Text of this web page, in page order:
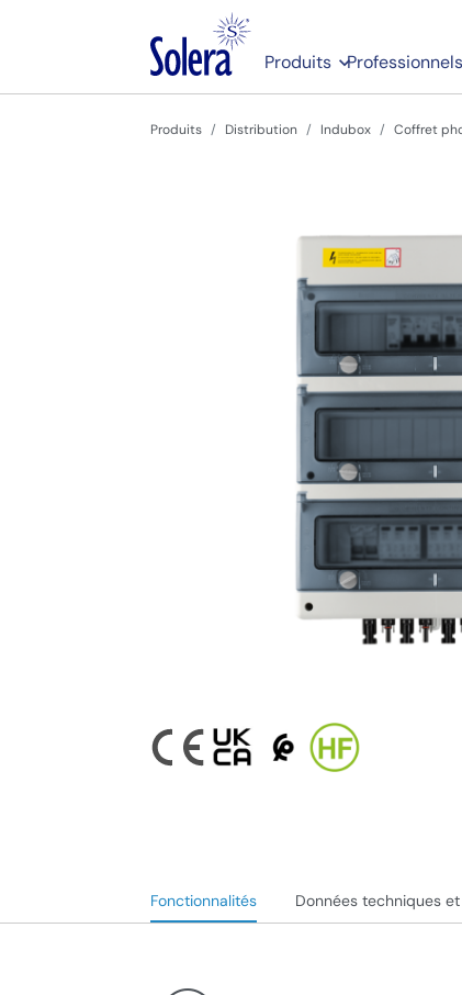
Produits Professionnels
Produits Distribution Indubox Coffret
Fonctionnalités Données techniques